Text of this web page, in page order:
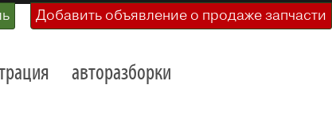
Добавить объявление о продаже запчасти
авторазборки